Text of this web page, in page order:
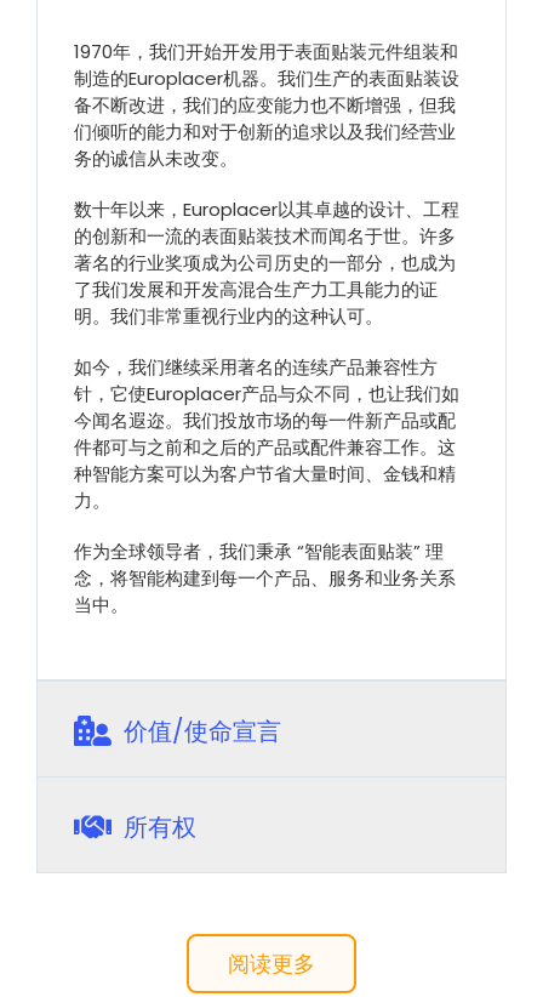
1970年，我们开始开发用于表面贴装元件组装和
制造的Europlacer机器。我们生产的表面贴装设
备不断改进，我们的应变能力也不断增强，但我
们倾听的能力和对于创新的追求以及我们经营业
务的诚信从未改变。
数十年以来，Europlacer以其卓越的设计、工程
的创新和一流的表面贴装技术而闻名于世。许多
著名的行业奖项成为公司历史的一部分，也成为
了我们发展和开发高混合生产力工具能力的证
明。我们非常重视行业内的这种认可。
如今，我们继续采用著名的连续产品兼容性方
针，它使Europlacer产品与众不同，也让我们如
今闻名遐迩。我们投放市场的每一件新产品或配
件都可与之前和之后的产品或配件兼容工作。这
种智能方案可以为客户节省大量时间、金钱和精
力。
作为全球领导者，我们秉承 “智能表面贴装” 理
念，将智能构建到每一个产品、服务和业务关系
当中。
价值/使命宣言
所有权
阅读更多